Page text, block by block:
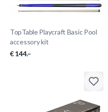
TopTable Playcraft Basic Pool
accessory kit
€ 144.–